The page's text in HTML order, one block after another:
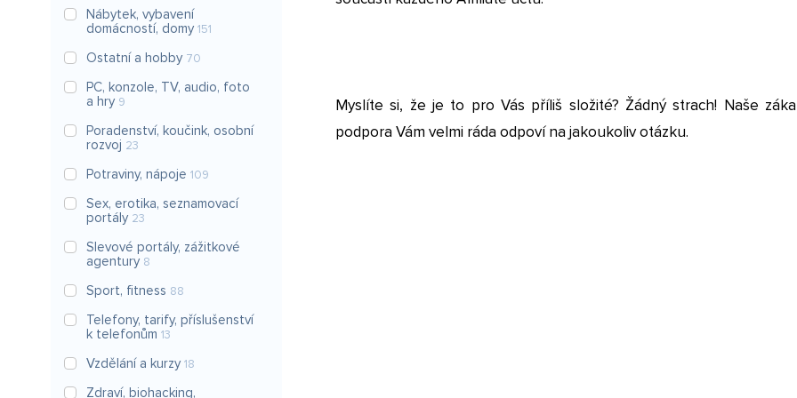
Nábytek, vybavení
domácností, domy 151
Ostatní a hobby 70
PC, konzole, TV, audio, foto
a hry 9
Poradenství, koučink, osobní
rozvoj 23
Potraviny, nápoje 109
Sex, erotika, seznamovací
portály 23
Slevové portály, zážitkové
agentury 8
Sport, fitness 88
Telefony, tarify, příslušenství
k telefonům 13
Vzdělání a kurzy 18
Zdraví, biohacking,
Myslíte si, že je to pro Vás příliš složité? Žádný strach! Naše
podpora Vám velmi ráda odpoví na jakoukoliv otázku.